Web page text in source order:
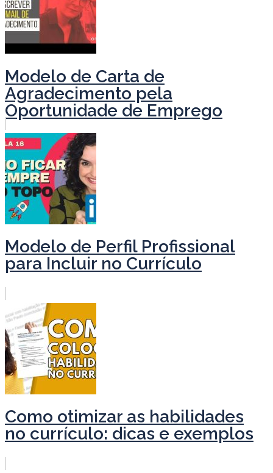
Modelo de Carta de
Agradecimento pela
Oportunidade de Emprego
Modelo de Perfil Profissional
para Incluir no Currículo
Como otimizar as habilidades
no currículo: dicas e exemplos